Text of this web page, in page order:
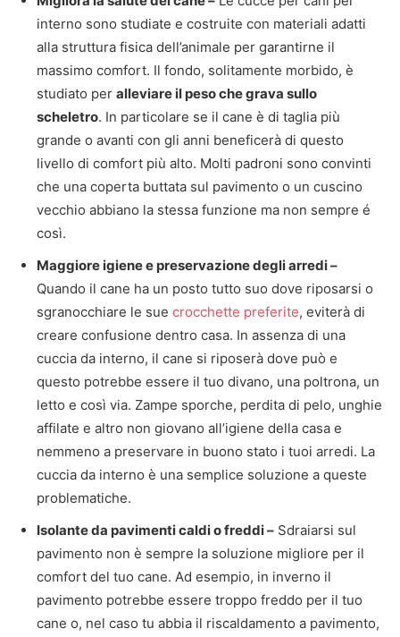
interno sono studiate e costruite con materiali adatti
alla struttura fisica dell’animale per garantirne il
massimo comfort. Il fondo, solitamente morbido, è
studiato per alleviare il peso che grava sullo
scheletro. In particolare se il cane è di taglia più
grande o avanti con gli anni beneficerà di questo
livello di comfort più alto. Molti padroni sono convinti
che una coperta buttata sul pavimento o un cuscino
vecchio abbiano la stessa funzione ma non sempre é
così.
Maggiore igiene e preservazione degli arredi –
Quando il cane ha un posto tutto suo dove riposarsi o
sgranocchiare le sue crocchette preferite, eviterà di
creare confusione dentro casa. In assenza di una
cuccia da interno, il cane si riposerà dove può e
questo potrebbe essere il tuo divano, una poltrona, un
letto e così via. Zampe sporche, perdita di pelo, unghie
affilate e altro non giovano all’igiene della casa e
nemmeno a preservare in buono stato i tuoi arredi. La
cuccia da interno è una semplice soluzione a queste
problematiche.
Isolante da pavimenti caldi o freddi – Sdraiarsi sul
pavimento non è sempre la soluzione migliore per il
comfort del tuo cane. Ad esempio, in inverno il
pavimento potrebbe essere troppo freddo per il tuo
cane o, nel caso tu abbia il riscaldamento a pavimento,